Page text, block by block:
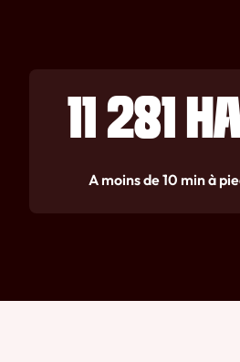
11 281
A moins de 10 min à